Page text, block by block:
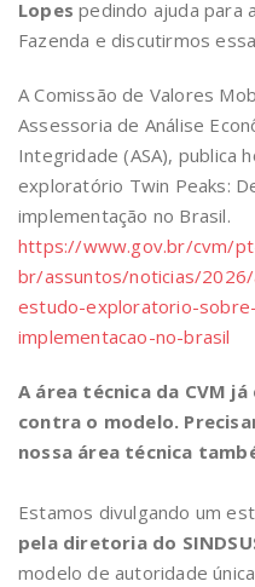
Lopespedindo ajuda para
Fazenda e discutirmos
A Comissão de Valores
Assessoria de Análise
Integridade (ASA), publica
exploratório Twin Peaks:
implementação no Brasil.
https://www.gov.br/cvm/
br/assuntos/noticias/
estudo-exploratorio-
implementacao-no-brasil
A área técnica da CVM
contra o modelo.
nossa área técnica
Estamos divulgando um
pela diretoria do
modelo de autoridade